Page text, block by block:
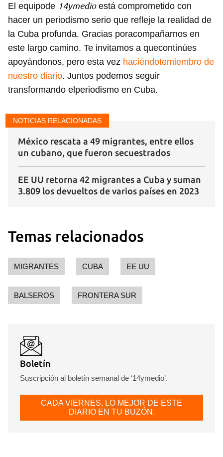
El equipode 14ymedioestá comprometido con
hacer un periodismo serio que refleje la realidad de
la Cuba profunda. Gracias poracompañarnos en
este largo camino. Te invitamos a quecontinúes
apoyándonos, pero esta vez haciéndotemiembro de
nuestro diario. Juntos podemos seguir
transformando elperiodismo en Cuba.
NOTICIAS RELACIONADAS
México rescata a 49 migrantes, entre ellos
un cubano, que fueron secuestrados
EE UU retorna 42 migrantes a Cuba y suman
3.809 los devueltos de varios países en 2023
Temas relacionados
MIGRANTES CUBA EE UU
BALSEROS FRONTERA SUR
Boletín
Suscripción al boletín semanal de ‘14ymedio’.
CADA VIERNES, LO MEJOR DE ESTE
DIARIO EN TU BUZÓN.